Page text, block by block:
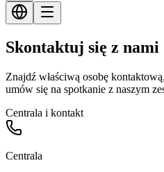
Skontaktuj się z nami
Znajdź właściwą osobę
umów się na spotkanie z naszym
Centrala i kontakt
Centrala